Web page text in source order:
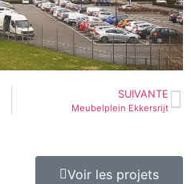
SUIVANTE
Meubelplein Ekkersrijt
Voir les projets